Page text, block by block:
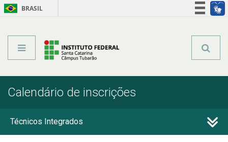
BRASIL
Calendário de inscrições
Técnicos Integrados